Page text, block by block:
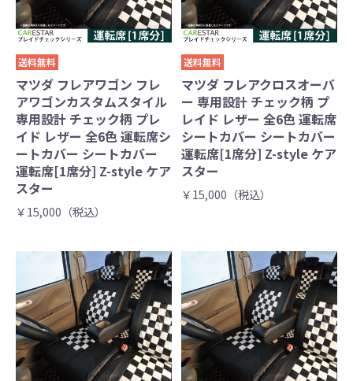
送料無料
マツダ フレアワゴン フレ
アワゴンカスタムスタイル
専用設計 チェック柄 プレ
イド レザー 全6色 運転席シ
ートカバー シートカバー
運転席[1席分] Z-style ケア
スター
￥15,000（税込）
送料無料
マツダ フレアクロスオーバ
ー 専用設計 チェック柄 プ
レイド レザー 全6色 運転席
シートカバー シートカバー
運転席[1席分] Z-style ケア
スター
￥15,000（税込）